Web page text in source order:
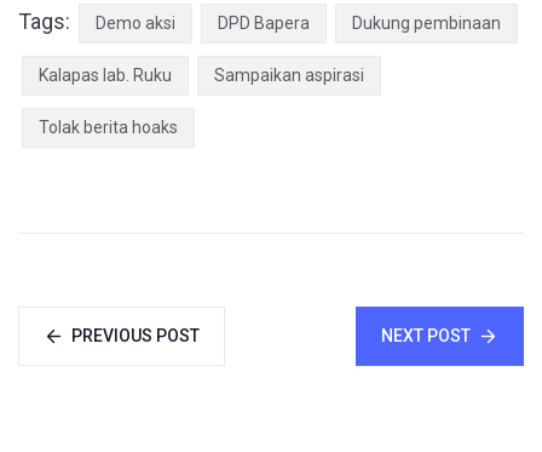
Tags: Demo aksi DPD Bapera Dukung pembinaan
Kalapas lab. Ruku Sampaikan aspirasi
Tolak berita hoaks
PREVIOUS POST NEXT POST